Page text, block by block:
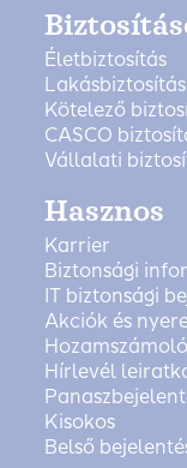
Életbiztosítás
Lakásbiztosítás
Kötelező
CASCO
Vállalati
Hasznos
Karrier
Biztonsági
IT biztonsági
Akciók és
Hozamszámoló
Hírlevél
Kisokos
Belső